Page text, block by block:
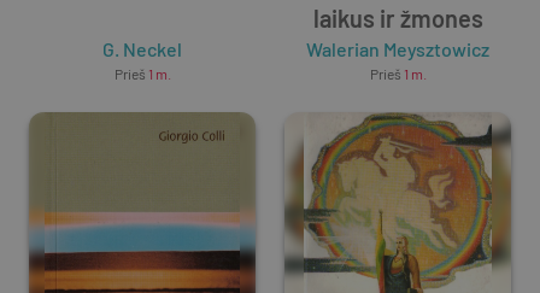
G. Neckel
Prieš 1 m.
laikus ir žmones
Walerian Meysztowicz
Prieš 1 m.